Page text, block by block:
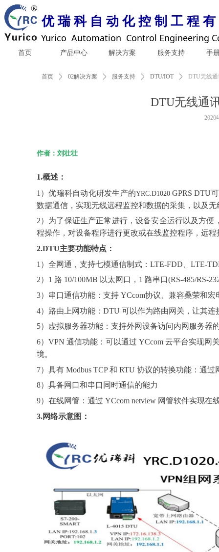
首页 产品中心 解决方案 服务支持 手
优 瑞 科 自 动 化 控 制 工 程
Yurico Automation Control Engineering
DTU无线通
首页 ꄲ 02解决方案 ꄲ 服务支持 ꄲ DTU/IOT ꄲ DTU无线
作者：刘壮壮
1.概述：
1）优瑞科自动化研发生产的YRC.D1020GPRS DTU
数据通信，实现无线远程监控和数据的采集 ， 以及
2）为了保证生产正常进行，设备安全运行以及方
程操作，对设备程序进行更改或在线监控程序，远
2.DTU主要功能特点：
1） 全网通，支持七模通信制式： LTE-FDD、LTE-
2） 1 路 10/100MB 以太网口，1 路串口(RS-485/RS-
3） 串口通信功能：支持 YCcom协议、兼容桑荣和
4） 路由上网功能： DTU 可以作为路由网关 ， 让其连
5）
虚拟服务器功能：支持外网设备访问内网服务器
6） VPN 通信功能：可以通过 YCcom 云平台实现网
境。
7） 具有 Modbus TCP 和 RTU 协议的转换功能：通
8） 具备网口和串口同时通信的能力
9） 在线网管：通过 YCcom netview 网管软件实现在
3.网络示意图：
2020